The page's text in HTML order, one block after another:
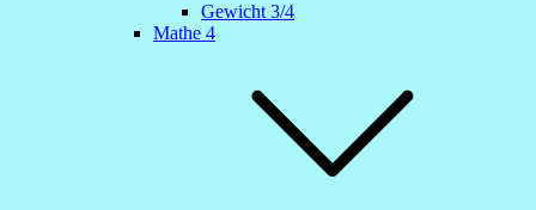
Gewicht 3/4
Mathe 4